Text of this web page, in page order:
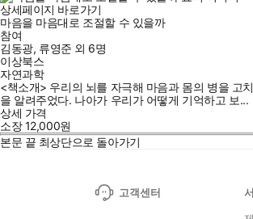
상세페이지 바로가기
마음을 마음대로 조절할 수 있을까
참여
김동광, 류영준 외 6명
이상북스
자연과학
<책소개> 우리의 뇌를 자극해 마음과 몸의 병을 고
을 알려주었다. 나아가 우리가 어떻게 기억하고 보...
상세 가격
소장12,000원
본문 끝 최상단으로 돌아가기
고객센터